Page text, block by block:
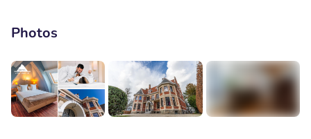
Photos